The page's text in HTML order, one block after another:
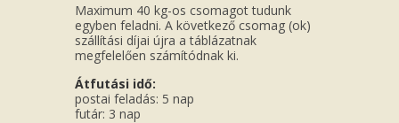
Maximum 40 kg-os csomagot tudunk
egyben feladni. A következő csomag (ok)
szállítási díjai újra a táblázatnak
megfelelően számítódnak ki.
Átfutási idő:
postai feladás: 5 nap
futár: 3 nap